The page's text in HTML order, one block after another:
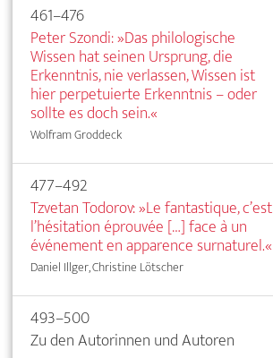
461–476
Peter Szondi: »Das philologische
Wissen hat seinen Ursprung, die
Erkenntnis, nie verlassen, Wissen ist
hier perpetuierte Erkenntnis – oder
sollte es doch sein.«
Wolfram Groddeck
477–492
Tzvetan Todorov: »Le fantastique, c’est
l’hésitation éprouvée […] face à un
événement en apparence surnaturel.«
Daniel Illger, Christine Lötscher
493–500
Zu den Autorinnen und Autoren